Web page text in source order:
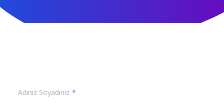
Adınız Soyadınız